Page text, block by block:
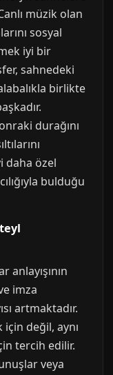
müzik olan
sosyal
iyi bir
sahnedeki
birlikte
durağını
daha özel
bulduğu
anlayışının
imza
artmaktadır.
değil, aynı
tercih edilir.
veya